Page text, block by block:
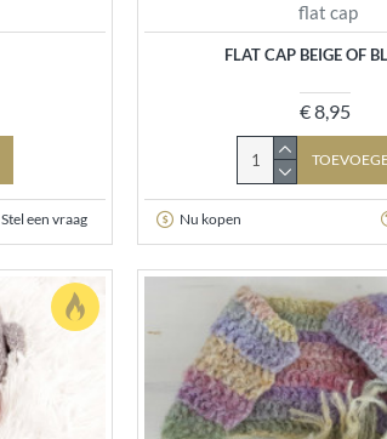
Stel een vraag
flat cap
FLAT CAP BEIGE OF
€ 8,95
Nu kopen